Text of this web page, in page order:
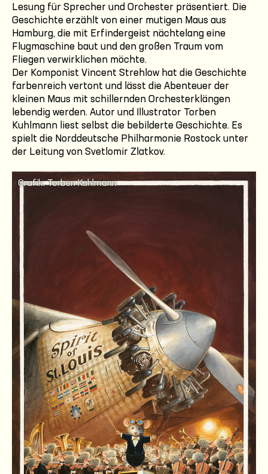
Lesung für Sprecher und Orchester präsentiert. Die
Geschichte erzählt von einer mutigen Maus aus
Hamburg, die mit Erfindergeist nächtelang eine
Flugmaschine baut und den großen Traum vom
Fliegen verwirklichen möchte.
Der Komponist Vincent Strehlow hat die Geschichte
farbenreich vertont und lässt die Abenteuer der
kleinen Maus mit schillernden Orchesterklängen
lebendig werden. Autor und Illustrator Torben
Kuhlmann liest selbst die bebilderte Geschichte. Es
spielt die Norddeutsche Philharmonie Rostock unter
der Leitung von Svetlomir Zlatkov.
Grafik: Torben Kuhlmann